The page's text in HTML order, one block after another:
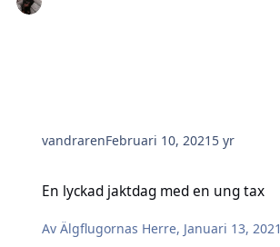
vandrarenFebruari 10, 2021 5 yr
En lyckad jaktdag med en ung tax
AvÄlgflugornas Herre, Januari 13, 2021